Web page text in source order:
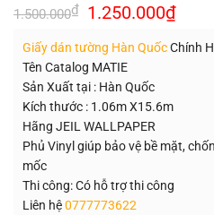
1.500.000₫ Giá
gốc
1.500.000₫.
1.250.000₫Giá
hiện
là:
Giấy dán tường Hàn QuốcChính
Tên Catalog MATIE
Sản Xuất tại : Hàn Quốc
Kích thước : 1.06m X15.6m
Hãng JEIL WALLPAPER
Phủ Vinyl giúp bảo vệ bề mặt,
mốc
Thi công: Có hỗ trợ thi công
Liên hệ0777773622